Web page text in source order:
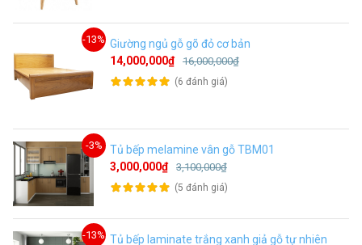
-13% Giường ngủ gỗ gõ đỏ cơ bản
14,000,000₫
16,000,000₫
(6 đánh giá)
-3%
Tủ bếp melamine vân gỗ TBM01
3,000,000₫
3,100,000₫
(5 đánh giá)
-13% Tủ bếp laminate trắng xanh giả gỗ tự nhiên